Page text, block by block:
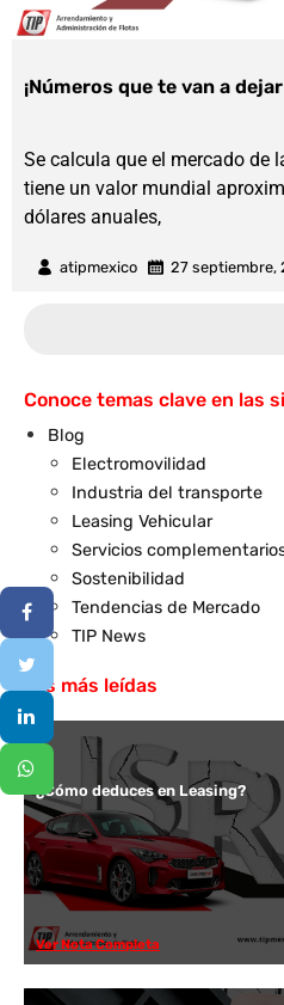
¡Números que te van a
atipmexico 27 septiembre,
Se calcula que el mercado de
tiene un valor mundial
dólares anuales,
Conoce temas clave en las
Blog
Electromovilidad
Industria del transporte
Leasing Vehicular
Servicios
Sostenibilidad
Tendencias de Mercado
TIP News
Las más leídas
¿Cómo deduces en Leasing?
Ver Nota Completa